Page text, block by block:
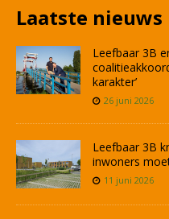
Laatste nieuws
Leefbaar 3B
karakter’
26 juni 2026
Leefbaar 3B
inwoners
11 juni 2026